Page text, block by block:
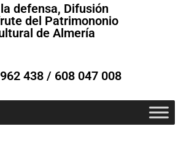
defensa, Difusión
del Patrimononio
de Almería
438 / 608 047 008